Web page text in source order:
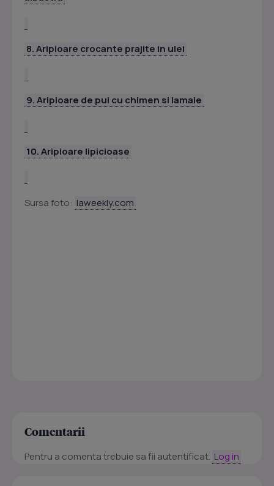
8. Aripioare crocante prajite in ulei
9. Aripioare de pui cu chimen si lamaie
10. Aripioare lipicioase
Sursa foto: laweekly.com
Comentarii
Pentru a comenta trebuie sa fii autentificat. Log in